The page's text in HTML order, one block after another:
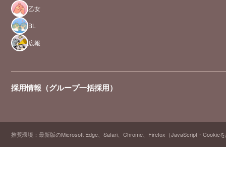
乙女
BL
広報
採用情報（グループ一括採用）
推奨環境：最新版のMicrosoft Edge、Safari、Chrome、Firefox（JavaScript・Cookie